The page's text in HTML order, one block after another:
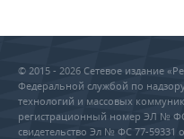
© 2015 - 2026 Сетевое издание
Федеральной службой по
технологий и массовых
регистрационный номер ЭЛ № ФС
свидетельство Эл № ФС 77-59331